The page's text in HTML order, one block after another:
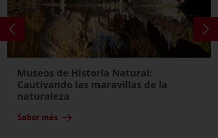
Museos de Historia Natural:
Cautivando las maravillas de la
naturaleza
Saber más